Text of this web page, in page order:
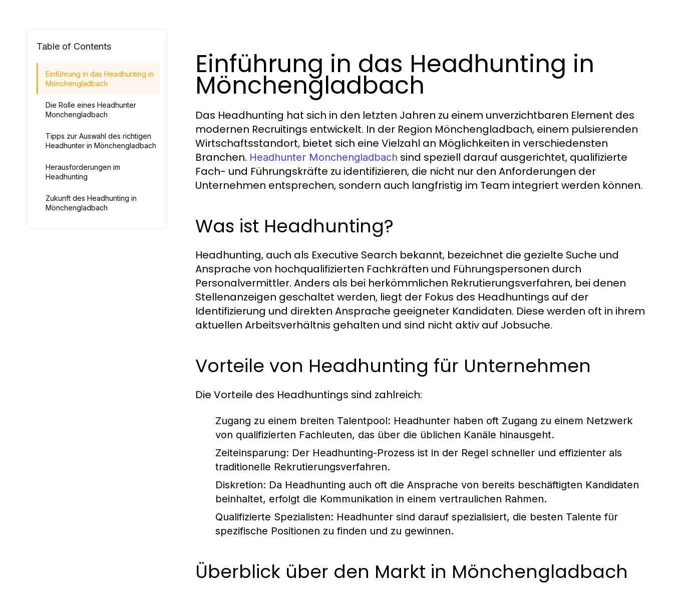
Table of Contents
Einführung in das Headhunting in
Mönchengladbach
Die Rolle eines Headhunter
Monchengladbach
Tipps zur Auswahl des richtigen
Headhunter in Mönchengladbach
Herausforderungen im
Headhunting
Zukunft des Headhunting in
Mönchengladbach
Einführung in das Headhunting in
Mönchengladbach
Das Headhunting hat sich in den letzten Jahren zu einem unverzichtbaren Element des
modernen Recruitings entwickelt. In der Region Mönchengladbach, einem pulsierenden
Wirtschaftsstandort, bietet sich eine Vielzahl an Möglichkeiten in verschiedensten
Branchen. Headhunter Monchengladbach sind speziell darauf ausgerichtet, qualifizierte
Fach- und Führungskräfte zu identifizieren, die nicht nur den Anforderungen der
Unternehmen entsprechen, sondern auch langfristig im Team integriert werden können.
Was ist Headhunting?
Headhunting, auch als Executive Search bekannt, bezeichnet die gezielte Suche und
Ansprache von hochqualifizierten Fachkräften und Führungspersonen durch
Personalvermittler. Anders als bei herkömmlichen Rekrutierungsverfahren, bei denen
Stellenanzeigen geschaltet werden, liegt der Fokus des Headhuntings auf der
Identifizierung und direkten Ansprache geeigneter Kandidaten. Diese werden oft in ihrem
aktuellen Arbeitsverhältnis gehalten und sind nicht aktiv auf Jobsuche.
Vorteile von Headhunting für Unternehmen
Die Vorteile des Headhuntings sind zahlreich:
Zugang zu einem breiten Talentpool: Headhunter haben oft Zugang zu einem Netzwerk
von qualifizierten Fachleuten, das über die üblichen Kanäle hinausgeht.
Zeiteinsparung: Der Headhunting-Prozess ist in der Regel schneller und effizienter als
traditionelle Rekrutierungsverfahren.
Diskretion: Da Headhunting auch oft die Ansprache von bereits beschäftigten Kandidaten
beinhaltet, erfolgt die Kommunikation in einem vertraulichen Rahmen.
Qualifizierte Spezialisten: Headhunter sind darauf spezialisiert, die besten Talente für
spezifische Positionen zu finden und zu gewinnen.
Überblick über den Markt in Mönchengladbach